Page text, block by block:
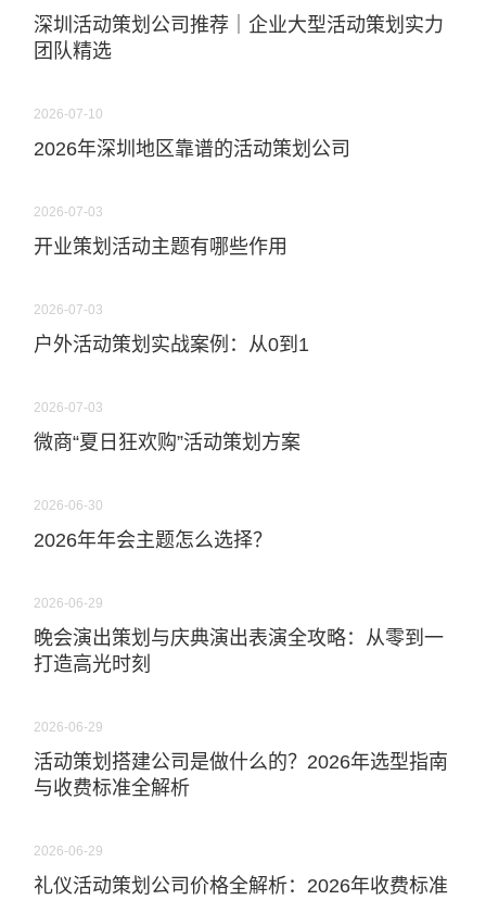
深圳活动策划公司推荐｜企业大型活动策划实力
团队精选
2026-07-10
2026年深圳地区靠谱的活动策划公司
2026-07-03
开业策划活动主题有哪些作用
2026-07-03
户外活动策划实战案例：从0到1
2026-07-03
微商“夏日狂欢购”活动策划方案
2026-06-30
2026年年会主题怎么选择？
2026-06-29
晚会演出策划与庆典演出表演全攻略：从零到一
打造高光时刻
2026-06-29
活动策划搭建公司是做什么的？2026年选型指南
与收费标准全解析
2026-06-29
礼仪活动策划公司价格全解析：2026年收费标准